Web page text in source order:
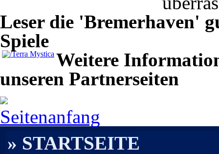
Leser die 'Bremerhaven'
Spiele
Weitere
unseren Partnerseiten
Seitenanfang
» STARTSEITE